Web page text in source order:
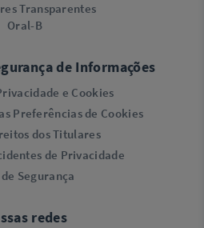
Transparentes
Oral-B
de Informações
e Cookies
Preferências de Cookies
dos Titulares
de Privacidade
Segurança
redes